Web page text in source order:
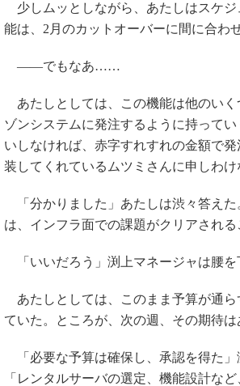
少しムッとしながら、あたしはスケ
能は、2月のカットオーバーに間に合わ
――でもなあ……
あたしとしては、この機能は他のいく
ゾンシステムに発注するように持って
いしなければ、赤字すれすれの金額で
装してくれているムツミさんに申しわ
「分かりました」あたしは渋々答え
は、インフラ面での課題がクリアされ
「いいだろう」渕上マネージャは腰を
あたしとしては、このまま予算が通
ていた。ところが、次の週、その期待
「必要な予算は確保し、承認を得た」
「レンタルサーバの選定、機能設計な